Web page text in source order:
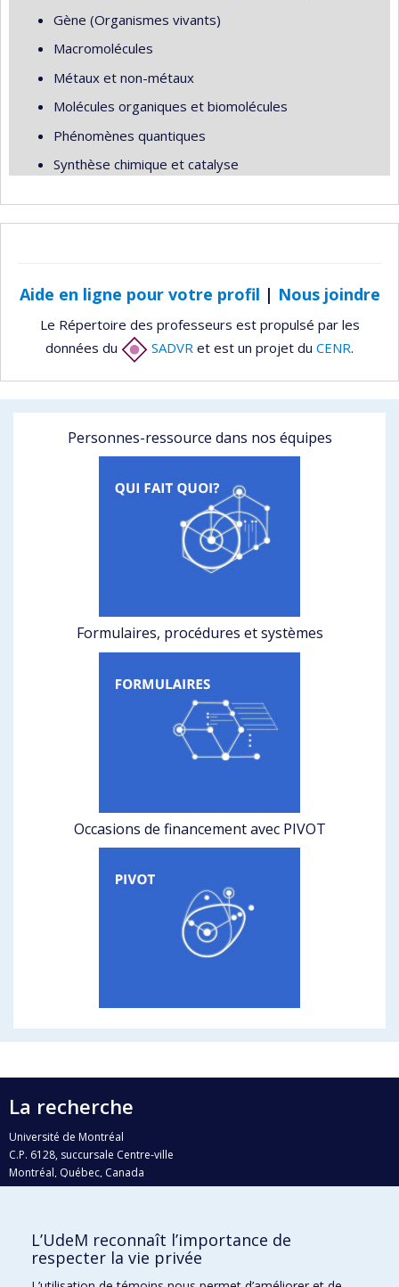
Gène (Organismes vivants)
Macromolécules
Métaux et non-métaux
Molécules organiques et biomolécules
Phénomènes quantiques
Synthèse chimique et catalyse
Aide en ligne pour votre profil | Nous joindre
Le Répertoire des professeurs est propulsé par les
données du
SADVR et est un projet du CENR.
Personnes-ressource dans nos équipes
Formulaires, procédures et systèmes
Occasions de financement avec PIVOT
La recherche
Université de Montréal
C.P. 6128, succursale Centre-ville
Montréal, Québec, Canada
H3C 3J7
Qui fait quoi?
Nous trouver
L’UdeM reconnaît l’importance de
respecter la vie privée